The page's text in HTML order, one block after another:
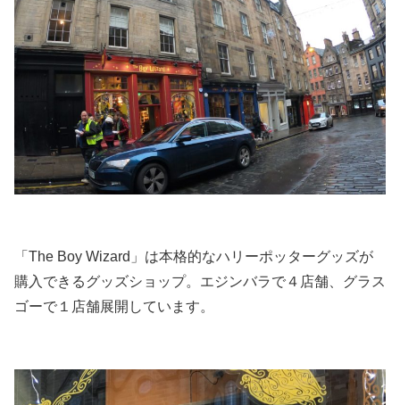
「The Boy Wizard」は本格的なハリーポッターグッズが
購入できるグッズショップ。エジンバラで４店舗、グラス
ゴーで１店舗展開しています。